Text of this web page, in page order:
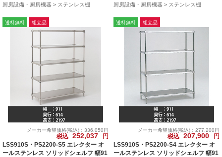
厨房設備・厨房機器 ステンレス棚 厨房設備・厨房機器 ステンレス棚
送料無料 組立品
メーカー希望価格(税込)：336,050円
税込 252,037
円
LSS910S・PS2200-S5 エレクター オ
ールステンレス ソリッドシェルフ 幅91
送料無料 組立品
メーカー希望価格(税込)：277,200円
税込 207,900
円
LSS910S・PS2200-S4 エレクター オ
ールステンレス ソリッドシェルフ 幅91